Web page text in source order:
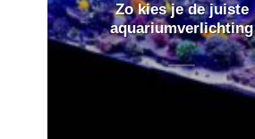
Zo kies je de juiste
aquariumverlichting